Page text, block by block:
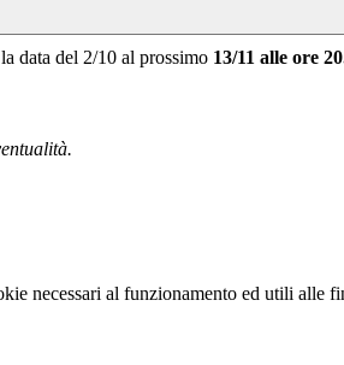
data del 2/10 al prossimo 13/11 alle ore
necessari al funzionamento ed utili alle